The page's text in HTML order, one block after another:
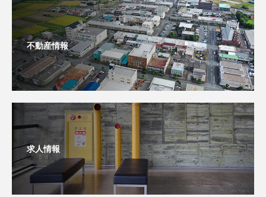
不動産情報
求人情報